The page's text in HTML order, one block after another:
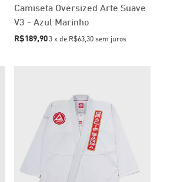
Camiseta Oversized Arte Suave
V3 - Azul Marinho
R$189,90 3 xde R$63,30 sem juros